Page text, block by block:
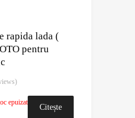
rapida lada (
pentru
epuizat
Citește